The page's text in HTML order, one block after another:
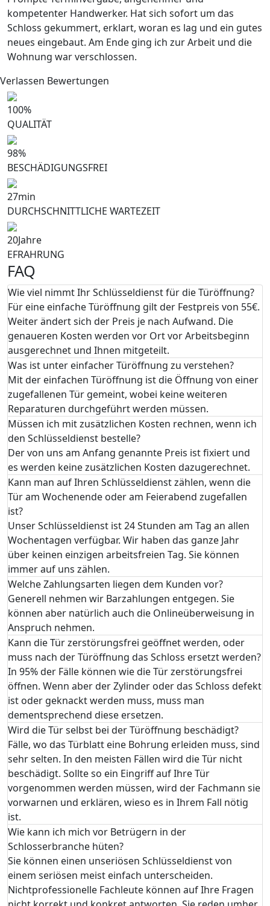
kompetenter Handwerker. Hat sich sofort um das
Schloss gekummert, erklart, woran es lag und ein gutes
neues eingebaut. Am Ende ging ich zur Arbeit und die
Wohnung war verschlossen.
Verlassen Bewertungen
100%
QUALITÄT
98%
BESCHÄDIGUNGSFREI
27min
DURCHSCHNITTLICHE WARTEZEIT
20Jahre
EFRAHRUNG
FAQ
Wie viel nimmt Ihr Schlüsseldienst für die Türöffnung?
Für eine einfache Türöffnung gilt der Festpreis von 55€.
Weiter ändert sich der Preis je nach Aufwand. Die
genaueren Kosten werden vor Ort vor Arbeitsbeginn
ausgerechnet und Ihnen mitgeteilt.
Was ist unter einfacher Türöffnung zu verstehen?
Mit der einfachen Türöffnung ist die Öffnung von einer
zugefallenen Tür gemeint, wobei keine weiteren
Reparaturen durchgeführt werden müssen.
Müssen ich mit zusätzlichen Kosten rechnen, wenn ich
den Schlüsseldienst bestelle?
Der von uns am Anfang genannte Preis ist fixiert und
es werden keine zusätzlichen Kosten dazugerechnet.
Kann man auf Ihren Schlüsseldienst zählen, wenn die
Tür am Wochenende oder am Feierabend zugefallen
ist?
Unser Schlüsseldienst ist 24 Stunden am Tag an allen
Wochentagen verfügbar. Wir haben das ganze Jahr
über keinen einzigen arbeitsfreien Tag. Sie können
immer auf uns zählen.
Welche Zahlungsarten liegen dem Kunden vor?
Generell nehmen wir Barzahlungen entgegen. Sie
können aber natürlich auch die Onlineüberweisung in
Anspruch nehmen.
Kann die Tür zerstörungsfrei geöffnet werden, oder
muss nach der Türöffnung das Schloss ersetzt werden?
In 95% der Fälle können wie die Tür zerstörungsfrei
öffnen. Wenn aber der Zylinder oder das Schloss defekt
ist oder geknackt werden muss, muss man
dementsprechend diese ersetzen.
Wird die Tür selbst bei der Türöffnung beschädigt?
Fälle, wo das Türblatt eine Bohrung erleiden muss, sind
sehr selten. In den meisten Fällen wird die Tür nicht
beschädigt. Sollte so ein Eingriff auf Ihre Tür
vorgenommen werden müssen, wird der Fachmann sie
vorwarnen und erklären, wieso es in Ihrem Fall nötig
ist.
Wie kann ich mich vor Betrügern in der
Schlosserbranche hüten?
Sie können einen unseriösen Schlüsseldienst von
einem seriösen meist einfach unterscheiden.
Nichtprofessionelle Fachleute können auf Ihre Fragen